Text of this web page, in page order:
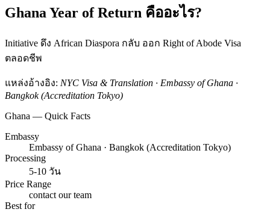
Ghana Year of Return คืออะไร?
Initiative ดึง African Diaspora กลับ ออก Right of Abode Visa
ตลอดชีพ
แหล่งอ้างอิง: NYC Visa & Translation · Embassy of Ghana ·
Bangkok (Accreditation Tokyo)
Ghana — Quick Facts
Embassy
Embassy of Ghana · Bangkok (Accreditation Tokyo)
Processing
5-10 วัน
Price Range
contact our team
Best for